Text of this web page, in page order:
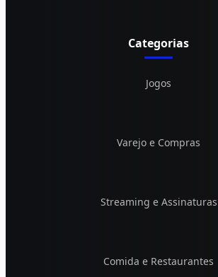
Categorias
Jogos
Varejo e Compras
Streaming e Assinaturas
Comida e Restaurantes